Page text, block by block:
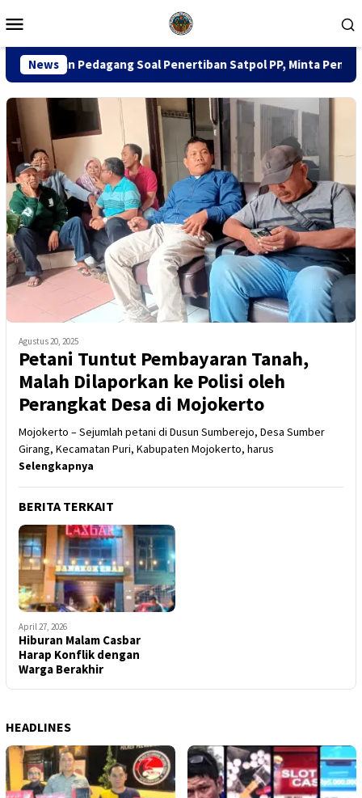
ke
Mobile
News
Soal Penertiban Satpol PP, Minta Pendekatan Humanis
Agustus 20, 2025
Petani Tuntut Pembayaran Tanah,
Malah Dilaporkan ke Polisi oleh
Perangkat Desa di Mojokerto
Mojokerto – Sejumlah petani di Dusun Sumberejo, Desa Sumber
Girang, Kecamatan Puri, Kabupaten Mojokerto, harus
Selengkapnya
BERITA TERKAIT
April 27, 2026
Hiburan Malam Casbar
Harap Konflik dengan
Warga Berakhir
HEADLINES